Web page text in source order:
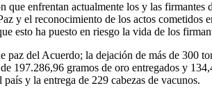
enfrentan actualmente los y las firmantes
y el reconocimiento de los actos cometidos
esto ha puesto en riesgo la vida de los
del Acuerdo; la dejación de más de 300
197.286,96 gramos de oro entregados y
y la entrega de 229 cabezas de vacunos.